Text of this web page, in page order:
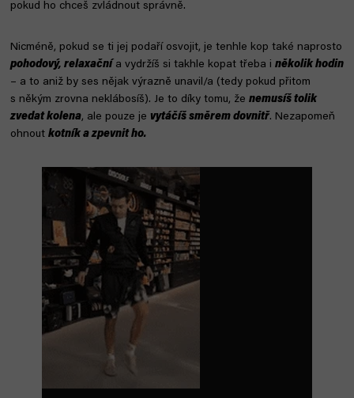
pokud ho chceš zvládnout správně.
Nicméně, pokud se ti jej podaří osvojit, je tenhle kop také naprosto
pohodový, relaxační a vydržíš si takhle kopat třeba i několik hodin
– a to aniž by ses nějak výrazně unavil/a (tedy pokud přitom
s někým zrovna neklábosíš). Je to díky tomu, že nemusíš tolik
zvedat kolena, ale pouze je vytáčíš směrem dovnitř. Nezapomeň
ohnout kotník a zpevnit ho.